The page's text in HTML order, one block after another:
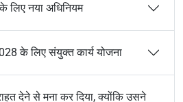
लिए नया अधिनियम
के लिए संयुक्त कार्य योजना
देने से मना कर दिया, क्योंकि उसने